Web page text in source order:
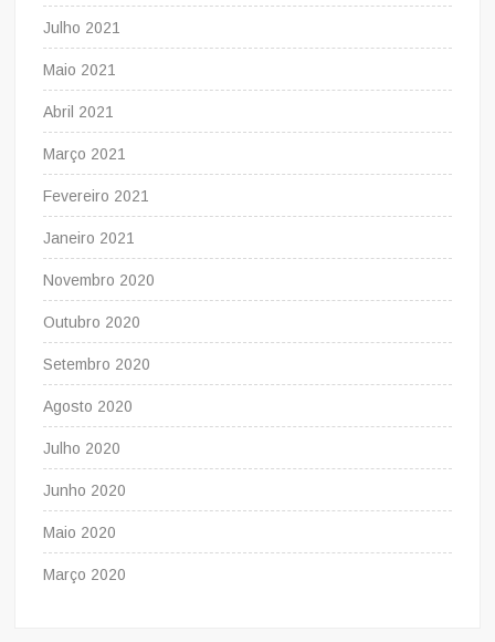
Julho 2021
Maio 2021
Abril 2021
Março 2021
Fevereiro 2021
Janeiro 2021
Novembro 2020
Outubro 2020
Setembro 2020
Agosto 2020
Julho 2020
Junho 2020
Maio 2020
Março 2020